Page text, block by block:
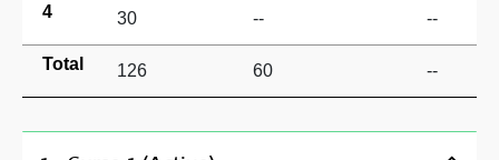
4 30 -- --
Total 126 60 --